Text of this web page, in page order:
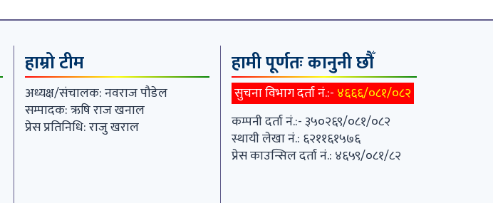
हाम्रो टीम
अध्यक्ष/संचालक: नवराज पौडेल
सम्पादक: ऋषि राज खनाल
प्रेस प्रतिनिधि: राजु खराल
हामी पूर्णतः कानुनी छौँ
सुचना विभाग दर्ता नं.:- ४६६६/०८१/०८२
कम्पनी दर्ता नं.:- ३५०२६९/०८१/०८२
स्थायी लेखा नं.: ६२११६१५७६
प्रेस काउन्सिल दर्ता नं.: ४६५९/०८१/८२